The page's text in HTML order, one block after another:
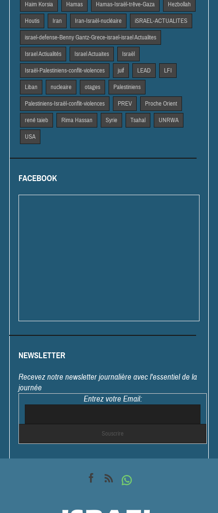
Haim Korsia Hamas Hamas-Israël-trêve-Gaza Hezbollah
Houtis Iran Iran-Israël-nucléaire iSRAEL-ACTUALITES
israel-defense-Benny Gantz-Grece-israel-israel Actualites
Israel Actiualités Israel Actuaites Israël
Israël-Palestiniens-conflit-violences juif LEAD LFI
Liban nucleaire otages Palestiniens
Palestiniens-Israël-conflit-violences PREV Proche Orient
rené taieb Rima Hassan Syrie Tsahal UNRWA
USA
FACEBOOK
NEWSLETTER
Recevez notre newsletter journalière avec l'essentiel de la
journée
Entrez votre Email: